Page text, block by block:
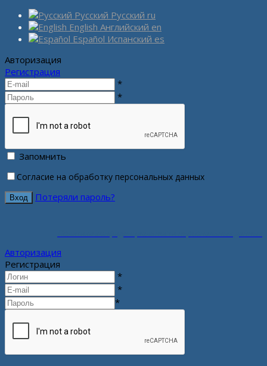
Русский Русский ru
English Английский en
Español Испанский es
Авторизация
Регистрация
*
*
Запомнить
Согласие на обработку персональных данных
Потеряли пароль?
Авторизация
Регистрация
*
*
*